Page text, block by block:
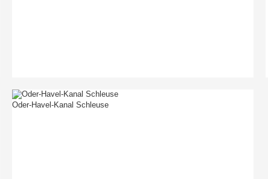
Oder-Havel-Kanal Schleuse